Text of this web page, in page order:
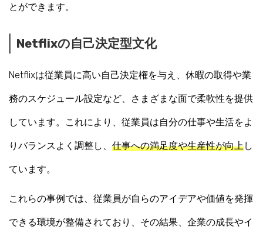
とができます。
Netflixの自己決定型文化
Netflixは従業員に高い自己決定権を与え、休暇の取得や業
務のスケジュール設定など、さまざまな面で柔軟性を提供
しています。これにより、従業員は自分の仕事や生活をよ
りバランスよく調整し、 仕事への満足度や生産性が向上し
ています。
これらの事例では、従業員が自らのアイデアや価値を発揮
できる環境が整備されており、その結果、企業の成長やイ